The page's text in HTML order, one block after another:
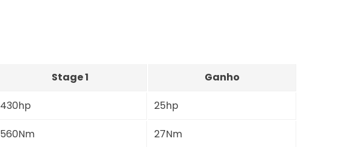
Stage 1 Ganho
430hp 25hp
560Nm 27Nm